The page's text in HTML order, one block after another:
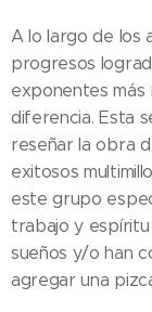
A lo largo de los
progresos
exponentes más
diferencia. Esta
reseñar la obra
exitosos
este grupo
trabajo y
sueños y/o han
agregar una